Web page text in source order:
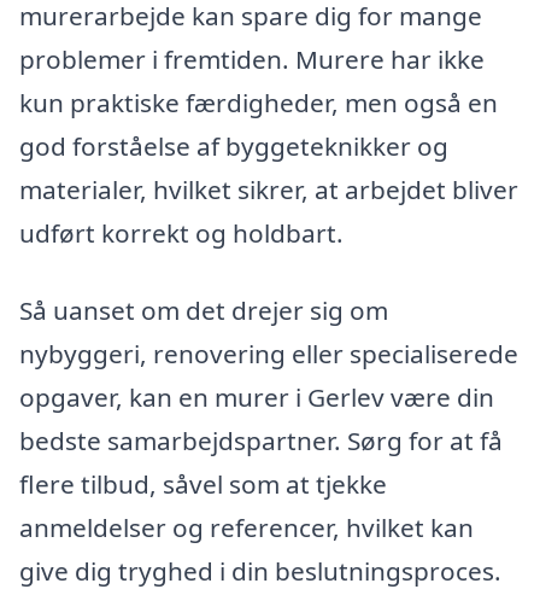
murerarbejde kan spare dig for mange
problemer i fremtiden. Murere har ikke
kun praktiske færdigheder, men også en
god forståelse af byggeteknikker og
materialer, hvilket sikrer, at arbejdet bliver
udført korrekt og holdbart.
Så uanset om det drejer sig om
nybyggeri, renovering eller specialiserede
opgaver, kan en murer i Gerlev være din
bedste samarbejdspartner. Sørg for at få
flere tilbud, såvel som at tjekke
anmeldelser og referencer, hvilket kan
give dig tryghed i din beslutningsproces.